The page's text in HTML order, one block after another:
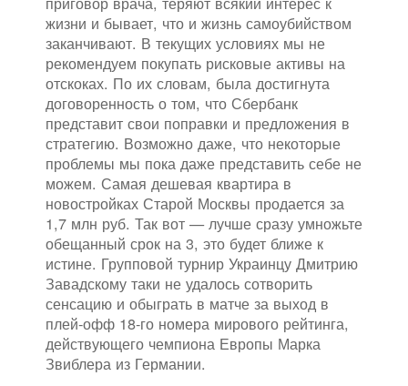
жизни и бывает, что и жизнь самоубийством
заканчивают. В текущих условиях мы не
рекомендуем покупать рисковые активы на
отскоках. По их словам, была достигнута
договоренность о том, что Сбербанк
представит свои поправки и предложения в
стратегию. Возможно даже, что некоторые
проблемы мы пока даже представить себе не
можем. Самая дешевая квартира в
новостройках Старой Москвы продается за
1,7 млн руб. Так вот — лучше сразу умножьте
обещанный срок на 3, это будет ближе к
истине. Групповой турнир Украинцу Дмитрию
Завадскому таки не удалось сотворить
сенсацию и обыграть в матче за выход в
плей-офф 18-го номера мирового рейтинга,
действующего чемпиона Европы Марка
Звиблера из Германии.